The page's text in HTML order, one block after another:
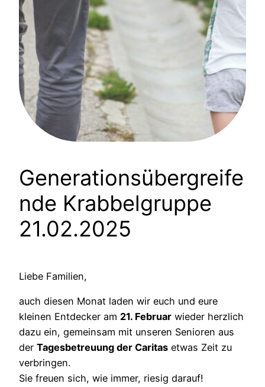
Generationsübergreife
nde Krabbelgruppe
21.02.2025
Liebe Familien,
auch diesen Monat laden wir euch und eure
kleinen Entdecker am 21. Februar wieder herzlich
dazu ein, gemeinsam mit unseren Senioren aus
der Tagesbetreuung der Caritas etwas Zeit zu
verbringen.
Sie freuen sich, wie immer, riesig darauf!